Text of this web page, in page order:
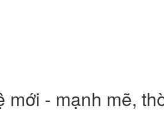
mới - mạnh mẽ,